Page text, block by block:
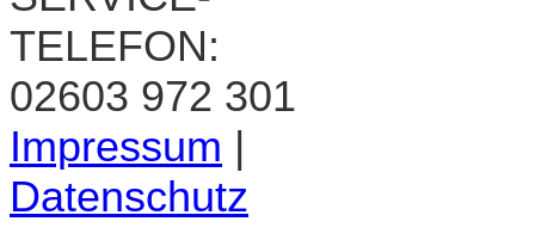
TELEFON:
02603 972 301
Impressum |
Datenschutz